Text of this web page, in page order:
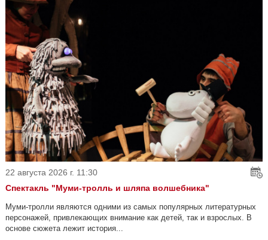
22 августа 2026 г. 11:30
Спектакль "Муми-тролль и шляпа волшебника"
Муми-тролли являются одними из самых популярных литературных
персонажей, привлекающих внимание как детей, так и взрослых. В
основе сюжета лежит история...